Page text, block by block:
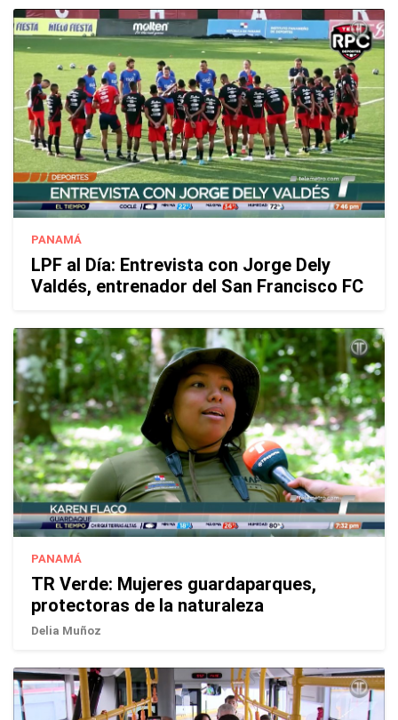
PANAMÁ
LPF al Día: Entrevista con Jorge Dely
Valdés, entrenador del San Francisco FC
PANAMÁ
TR Verde: Mujeres guardaparques,
protectoras de la naturaleza
Delia Muñoz